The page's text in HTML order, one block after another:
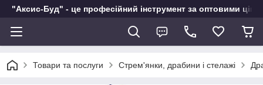
"Аксис-Буд" - це професійний інструмент за оптовими
Товари та послуги Стрем'янки, драбини і стелажі